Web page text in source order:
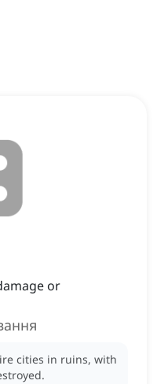
or
cities in ruins, with